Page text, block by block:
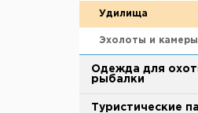
Удилища
Эхолоты и камеры
Одежда для
рыбалки
Зимняя одежда
Туристические